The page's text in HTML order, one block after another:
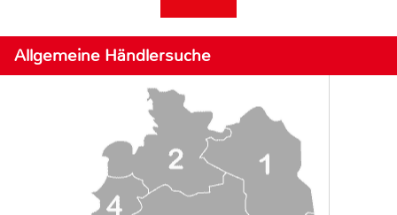
Allgemeine Händlersuche